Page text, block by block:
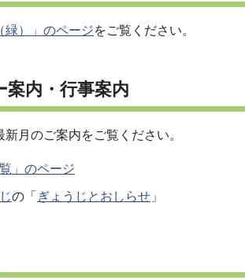
緑）」のページをご覧ください。
案内・行事案内
月のご案内をご覧ください。
」のページ
の「 ぎょうじとおしらせ 」